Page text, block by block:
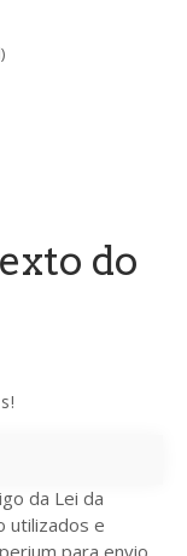
do
da Lei da
utilizados e
para envio